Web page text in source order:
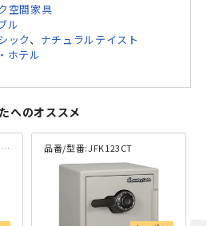
空間家具
ル
ック、 ナチュラルテイスト
ホテル
へのオススメ
品番/型番:JFK123CT